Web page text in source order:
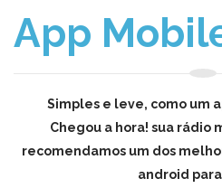
App
Simples e leve, como um
Chegou a hora! sua rádio
recomendamos um dos
android